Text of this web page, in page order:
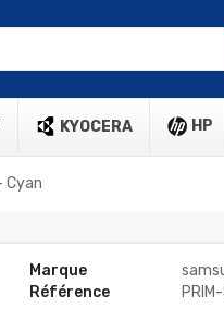
KYOCERA HP
Cyan
Marque
Référence